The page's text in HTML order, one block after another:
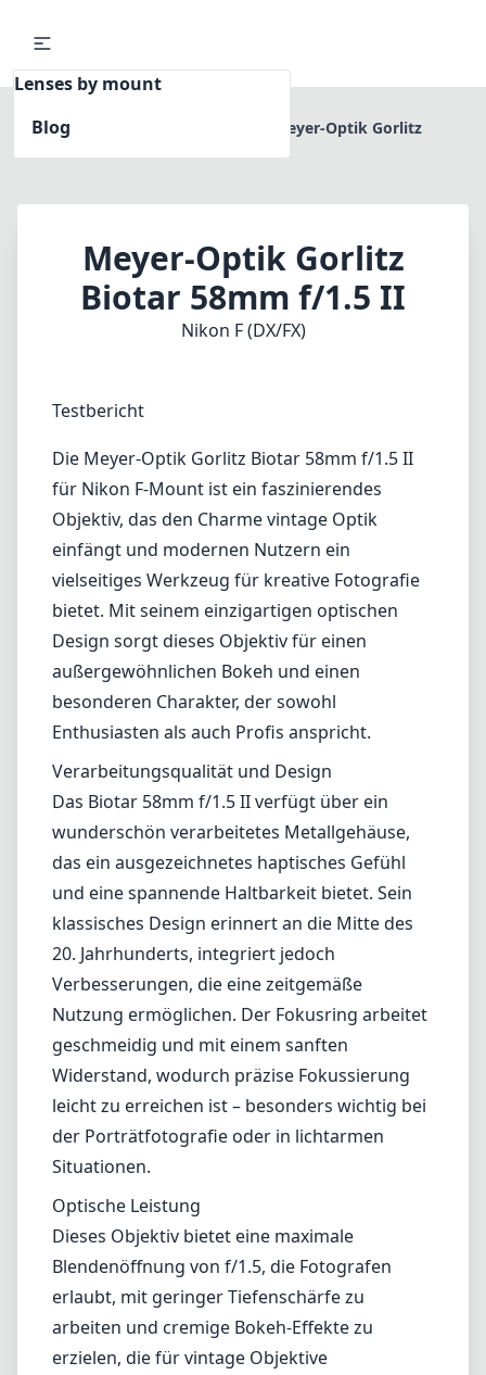
Lenses by mount
Blog
Home
Meyer-Optik Gorlitz
Meyer-Optik Gorlitz
Biotar 58mm f/1.5 II
Nikon F (DX/FX)
Testbericht
Die Meyer-Optik Gorlitz Biotar 58mm f/1.5 II
für Nikon F-Mount ist ein faszinierendes
Objektiv, das den Charme vintage Optik
einfängt und modernen Nutzern ein
vielseitiges Werkzeug für kreative Fotografie
bietet. Mit seinem einzigartigen optischen
Design sorgt dieses Objektiv für einen
außergewöhnlichen Bokeh und einen
besonderen Charakter, der sowohl
Enthusiasten als auch Profis anspricht.
Verarbeitungsqualität und Design
Das Biotar 58mm f/1.5 II verfügt über ein
wunderschön verarbeitetes Metallgehäuse,
das ein ausgezeichnetes haptisches Gefühl
und eine spannende Haltbarkeit bietet. Sein
klassisches Design erinnert an die Mitte des
20. Jahrhunderts, integriert jedoch
Verbesserungen, die eine zeitgemäße
Nutzung ermöglichen. Der Fokusring arbeitet
geschmeidig und mit einem sanften
Widerstand, wodurch präzise Fokussierung
leicht zu erreichen ist – besonders wichtig bei
der Porträtfotografie oder in lichtarmen
Situationen.
Optische Leistung
Dieses Objektiv bietet eine maximale
Blendenöffnung von f/1.5, die Fotografen
erlaubt, mit geringer Tiefenschärfe zu
arbeiten und cremige Bokeh-Effekte zu
erzielen, die für vintage Objektive